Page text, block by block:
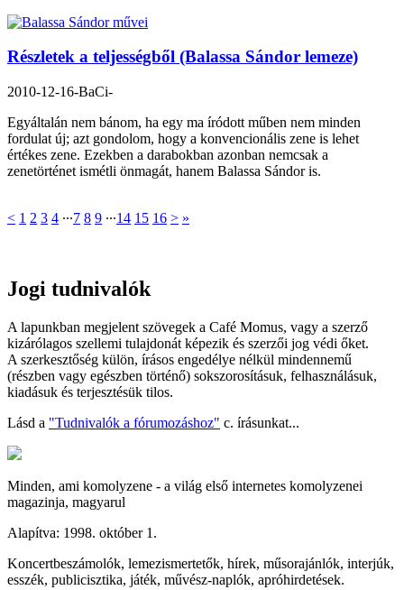
Részletek a teljességből (Balassa Sándor lemeze)
2010-12-16-BaCi-
Egyáltalán nem bánom, ha egy ma íródott műben nem minden
fordulat új; azt gondolom, hogy a konvencionális zene is lehet
értékes zene. Ezekben a darabokban azonban nemcsak a
zenetörténet ismétli önmagát, hanem Balassa Sándor is.
< 1 2 3 4 ∙∙∙7 8 9 ∙∙∙14 15 16 > »
Jogi tudnivalók
A lapunkban megjelent szövegek a Café Momus, vagy a szerző
kizárólagos szellemi tulajdonát képezik és szerzői jog védi őket.
A szerkesztőség külön, írásos engedélye nélkül mindennemű
(részben vagy egészben történő) sokszorosításuk, felhasználásuk,
kiadásuk és terjesztésük tilos.
Lásd a "Tudnivalók a fórumozáshoz" c. írásunkat...
Minden, ami komolyzene - a világ első internetes komolyzenei
magazinja, magyarul
Alapítva: 1998. október 1.
Koncertbeszámolók, lemezismertetők, hírek, műsorajánlók, interjúk,
esszék, publicisztika, játék, művész-naplók, apróhirdetések.